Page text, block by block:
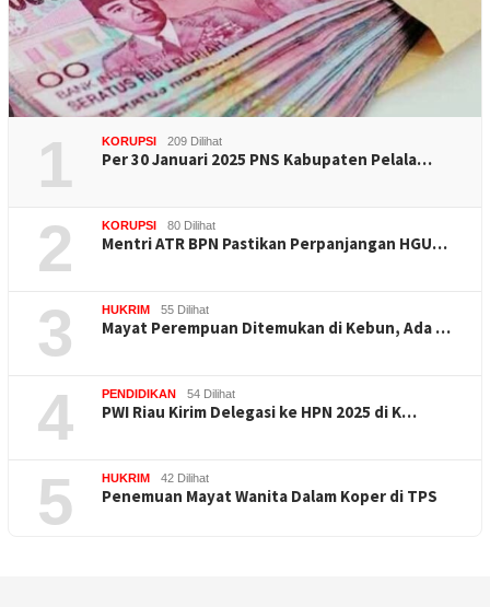
1 KORUPSI 209 Dilihat
Per 30 Januari 2025 PNS Kabupaten Pelala…
2 KORUPSI 80 Dilihat
Mentri ATR BPN Pastikan Perpanjangan HGU…
3 HUKRIM 55 Dilihat
Mayat Perempuan Ditemukan di Kebun, Ada …
4 PENDIDIKAN 54 Dilihat
PWI Riau Kirim Delegasi ke HPN 2025 di K…
5 HUKRIM 42 Dilihat
Penemuan Mayat Wanita Dalam Koper di TPS